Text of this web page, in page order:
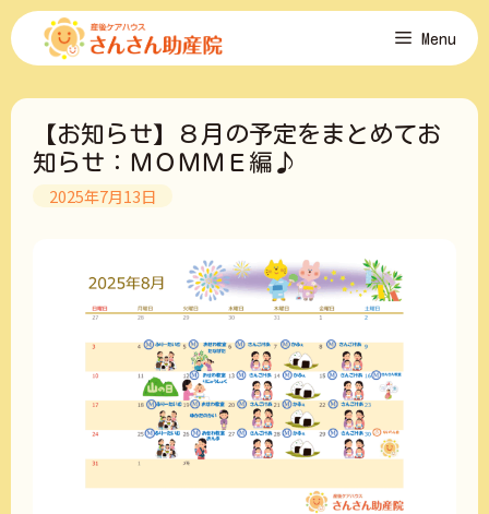
コ
ン
ツ
Menu
【お知らせ】８月の予定をまとめてお
知らせ：ＭＯＭＭＥ編♪
2025年7月13日